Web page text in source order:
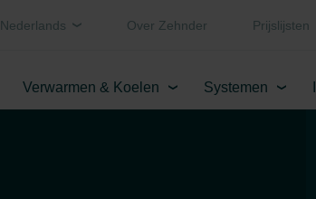
Nederlands Over Zehnder Prijslijsten
Verwarmen & Koelen Systemen